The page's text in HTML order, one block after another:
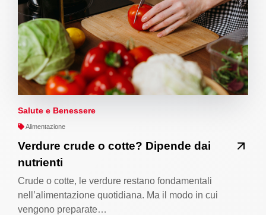
Salute e Benessere
Alimentazione
Verdure crude o cotte? Dipende dai
nutrienti
Crude o cotte, le verdure restano fondamentali
nell’alimentazione quotidiana. Ma il modo in cui
vengono preparate…